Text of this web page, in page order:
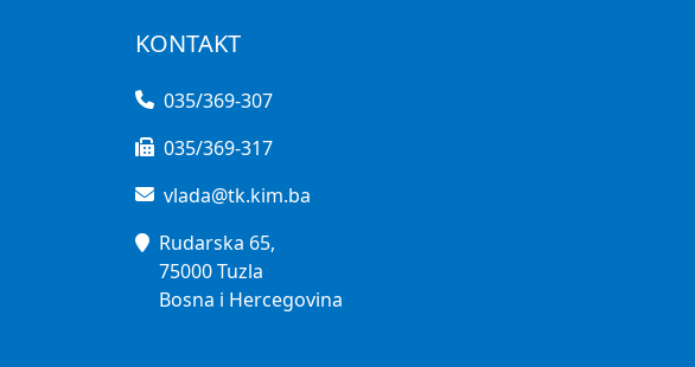
KONTAKT
035/369-307
035/369-317
vlada@tk.kim.ba
Rudarska 65,
75000 Tuzla
Bosna i Hercegovina